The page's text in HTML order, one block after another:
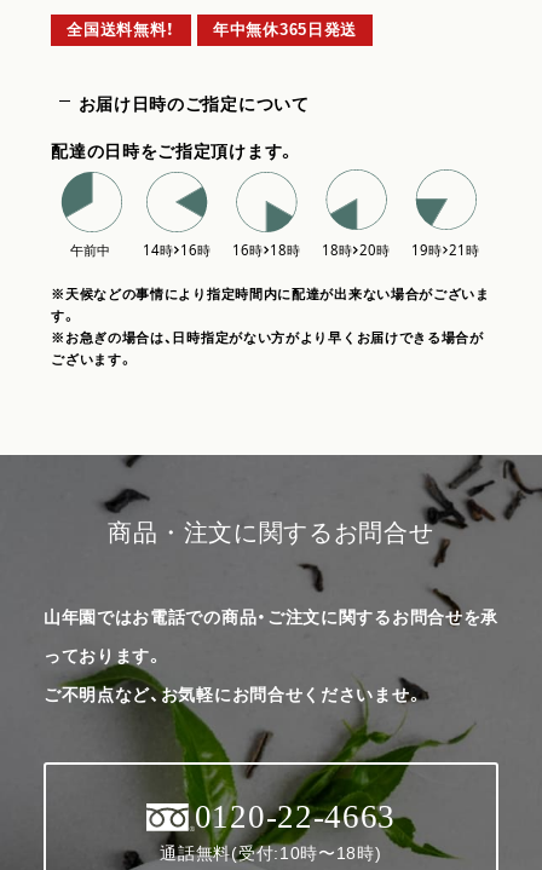
全国送料無料！ 年中無休365日発送
お届け日時のご指定について
配達の日時をご指定頂けます。
※天候などの事情により指定時間内に配達が出来ない場合がございま
す。
※お急ぎの場合は、日時指定がない方がより早くお届けできる場合が
ございます。
商品・注文に関するお問合せ
山年園ではお電話での商品・ご注文に関するお問合せを承
っております。
ご不明点など、お気軽にお問合せくださいませ。
0120-22-4663
通話無料(受付:10時〜18時)